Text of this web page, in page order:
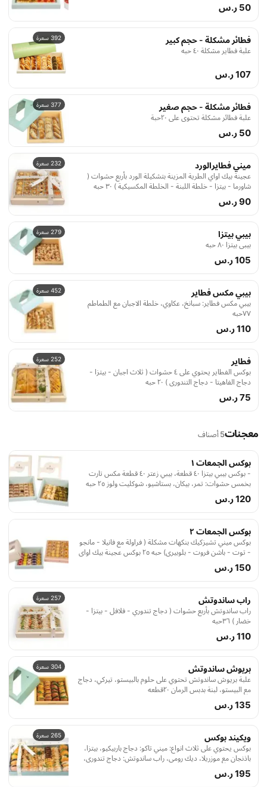
50 ر.س
392 سعرة فطائر مشكلة - حجم كبير
علبة فطاير مشكلة ٤۰ حبه
107 ر.س
377 سعرة فطائر مشكلة - حجم صغير
علبة فطائر مشكلة تحتوي على ۲۰حبة
50 ر.س
232 سعرة ميني فطايرالورد
عجينة بيك اواي الطرية المزينة بتشكيلة الورد بأربع حشوات (
شاورما - بيتزا - خلطة اللبنة - الخلطة المكسيكية ) ۳۰ حبه
90 ر.س
279 سعرة بيبي بيتزا
بيبي بيتزا ۸۰ حبه
105 ر.س
452 سعرة بيبي مكس فطاير
بيبي مكس فطاير: سبانخ، عكاوي، خلطة الاجبان مع الطماطم
٧٧حبه
110 ر.س
252 سعرة فطاير
بوكس الفطاير يحتوي على ٤ حشوات ( ثلاث اجبان - بيتزا -
دجاج الفاهيتا - دجاج التندوري ) ٢٠ حبه
75 ر.س
معجنات5 أصناف
بوكس الجمعات ١
- بوكس بيبي بيتزا ٤٠ قطعة، بيبي زعتر ٤٠ قطعة مكس تارت
بخمس حشوات: تمر، بيكان، بستاشيو، شوكليت ولوز ٢٥ حبه
120 ر.س
بوكس الجمعات ٢
بوكس ميني تشيزكيك بنكهات مشكلة ( فراولة مع فانيلا - مانجو
- توت - باشن فروت - بلوبيري) حبه ۲٥ بوكس عجينة بيك اواي
الطرية المزينة بتشكيلة الورد بأربع حشوات: شاورما، بيتزا، خلطة
اللبنة، الخلطة المكسيكية ٢٥ قطعه
150 ر.س
257 سعرة راب ساندوتش
راب ساندوتش بأربع حشوات ( دجاج تندوري - فلافل - بيتزا -
خضار ) ۳٦حبه
110 ر.س
304 سعرة بريوش ساندوتش
علبة بريوش ساندوتش تحتوي على حلوم بالبيستو، تيركي، دجاج
مع البيستو، لبنة بدبس الرمان ۲۰قطعه
135 ر.س
265 سعرة ويكيند بوكس
بوكس يحتوي على ثلاث انواع: ميني تاكو: دجاج باربيكيو، بيتزا،
باذنجان مع موزريلا، ديك رومي، راب ساندوتش: دجاج تندوري،
فلافل، بيتزا، خضار، ساندوتش بريوش: حلوم بيستو، تيركي،
195 ر.س